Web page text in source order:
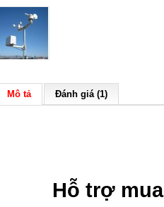
Mô tả Đánh giá (1)
Hỗ trợ